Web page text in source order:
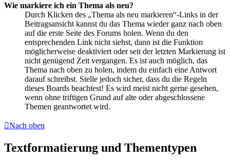
Wie markiere ich ein Thema als neu?
Durch Klicken des „Thema als neu markieren“-Links in der
Beitragsansicht kannst du das Thema wieder ganz nach oben
auf die erste Seite des Forums holen. Wenn du den
entsprechenden Link nicht siehst, dann ist die Funktion
möglicherweise deaktiviert oder seit der letzten Markierung ist
nicht genügend Zeit vergangen. Es ist auch möglich, das
Thema nach oben zu holen, indem du einfach eine Antwort
darauf schreibst. Stelle jedoch sicher, dass du die Regeln
dieses Boards beachtest! Es wird meist nicht gerne gesehen,
wenn ohne triftigen Grund auf alte oder abgeschlossene
Themen geantwortet wird.
Nach oben
Textformatierung und Thementypen